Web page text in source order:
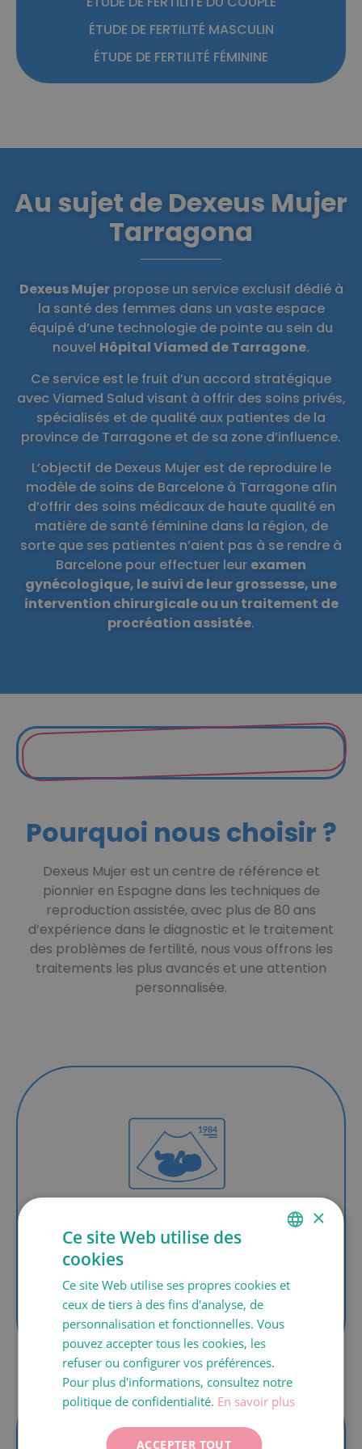
ÉTUDE DE FERTILITÉ MASCULIN
ÉTUDE DE FERTILITÉ FÉMININE
Au sujet de Dexeus Mujer
Tarragona
Dexeus Mujerpropose un service exclusif dédié à
la santé des femmes dans un vaste espace
équipé d’une technologie de pointe au sein du
nouvel Hôpital Viamed de Tarragone.
Ce service est le fruit d’un accord stratégique
avec Viamed Salud visant à offrir des soins privés,
spécialisés et de qualité aux patientes de la
province de Tarragone et de sa zone d’influence.
L’objectif de Dexeus Mujer est de reproduire le
modèle de soins de Barcelone à Tarragone afin
d’offrir des soins médicaux de haute qualité en
matière de santé féminine dans la région, de
sorte que ses patientes n’aient pas à se rendre à
Barcelone pour effectuer leur examen
gynécologique, le suivi de leur grossesse, une
intervention chirurgicale ou un traitement de
procréation assistée.
Pourquoi nous choisir ?
Dexeus Mujer est un centre de référence et
pionnier en Espagne dans les techniques de
reproduction assistée, avec plus de 80 ans
d’expérience dans le diagnostic et le traitement
des problèmes de fertilité, nous vous offrons les
traitements les plus avancés et une attention
personnalisée.
En 1984, le premier bébé est né en Espagne
par fécondation
et en 1988, le premier traitement de don
d’ovules a été réalisé en Espagne, qui a
abouti l’année suivanteà la naissance de
jumeaux.
CATALÀ
ITALIANO
DEUTSCH
×
Ce site Web utilise des
cookies
Ce site Web utilise ses propres cookies et
ceux de tiers à des fins d'analyse, de
personnalisation et fonctionnelles. Vous
pouvez accepter tous les cookies, les
refuser ou configurer vos préférences.
Pour plus d'informations, consultez notre
politique de confidentialité. En savoir plus
ACCEPTER TOUT